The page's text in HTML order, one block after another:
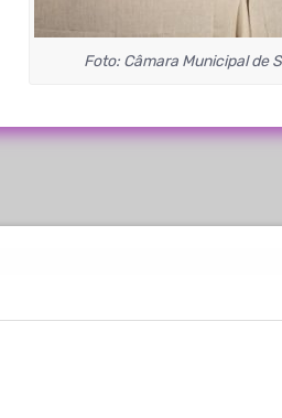
Foto: Câmara Municipal de